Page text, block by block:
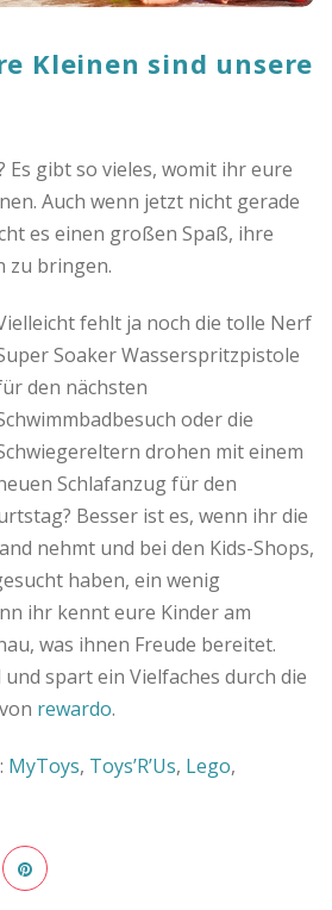
Kleinen sind unsere
Es gibt so vieles, womit ihr eure
Auch wenn jetzt nicht gerade
es einen großen Spaß, ihre
zu bringen.
fehlt ja noch die tolle Nerf
Soaker Wasserspritzpistole
den nächsten
oder die
drohen mit einem
Schlafanzug für den
Besser ist es, wenn ihr die
nehmt und bei den Kids-Shops,
haben, ein wenig
ihr kennt eure Kinder am
was ihnen Freude bereitet.
und spartein Vielfaches durch die
von rewardo.
MyToys, Toys’R’Us, Lego,